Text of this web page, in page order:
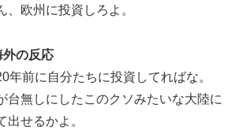
、欧州に投資しろよ。
の反応
年前に自分たちに投資してればな。
台無しにしたこのクソみたいな大陸に
出せるかよ。